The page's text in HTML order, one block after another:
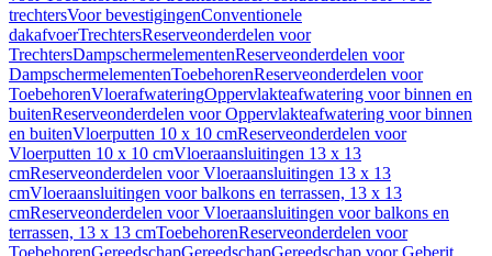
trechtersVoor bevestigingenConventionele
dakafvoerTrechtersReserveonderdelen voor
TrechtersDampschermelementenReserveonderdelen voor
DampschermelementenToebehorenReserveonderdelen voor
ToebehorenVloerafwateringOppervlakteafwatering voor binnen en
buitenReserveonderdelen voor Oppervlakteafwatering voor binnen
en buitenVloerputten 10 x 10 cmReserveonderdelen voor
Vloerputten 10 x 10 cmVloeraansluitingen 13 x 13
cmReserveonderdelen voor Vloeraansluitingen 13 x 13
cmVloeraansluitingen voor balkons en terrassen, 13 x 13
cmReserveonderdelen voor Vloeraansluitingen voor balkons en
terrassen, 13 x 13 cmToebehorenReserveonderdelen voor
ToebehorenGereedschapGereedschapGereedschap voor Geberit